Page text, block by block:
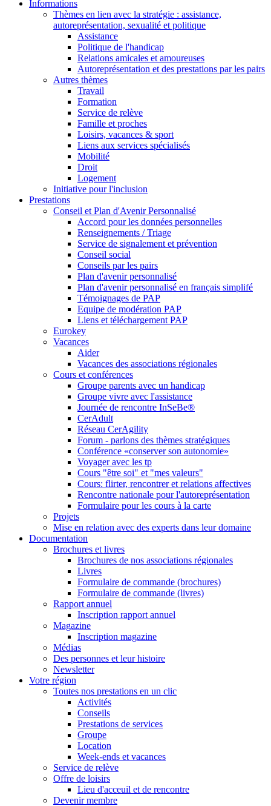
Informations
Thèmes en lien avec la stratégie : assistance,
autoreprésentation, sexualité et politique
Assistance
Politique de l'handicap
Relations amicales et amoureuses
Autoreprésentation et des prestations par les pairs
Autres thèmes
Travail
Formation
Service de relève
Famille et proches
Loisirs, vacances & sport
Liens aux services spécialisés
Mobilité
Droit
Logement
Initiative pour l'inclusion
Prestations
Conseil et Plan d'Avenir Personnalisé
Accord pour les données personnelles
Renseignements / Triage
Service de signalement et prévention
Conseil social
Conseils par les pairs
Plan d'avenir personnalisé
Plan d'avenir personnalisé en français simplifé
Témoignages de PAP
Equipe de modération PAP
Liens et téléchargement PAP
Eurokey
Vacances
Aider
Vacances des associations régionales
Cours et conférences
Groupe parents avec un handicap
Groupe vivre avec l'assistance
Journée de rencontre InSeBe®
CerAdult
Réseau CerAgility
Forum - parlons des thèmes stratégiques
Conférence «conserver son autonomie»
Voyager avec les tp
Cours "être soi" et "mes valeurs"
Cours: flirter, rencontrer et relations affectives
Rencontre nationale pour l'autoreprésentation
Formulaire pour les cours à la carte
Projets
Mise en relation avec des experts dans leur domaine
Documentation
Brochures et livres
Brochures de nos associations régionales
Livres
Formulaire de commande (brochures)
Formulaire de commande (livres)
Rapport annuel
Inscription rapport annuel
Magazine
Inscription magazine
Médias
Des personnes et leur histoire
Newsletter
Votre région
Toutes nos prestations en un clic
Activités
Conseils
Prestations de services
Groupe
Location
Week-ends et vacances
Service de relève
Offre de loisirs
Lieu d'acceuil et de rencontre
Devenir membre